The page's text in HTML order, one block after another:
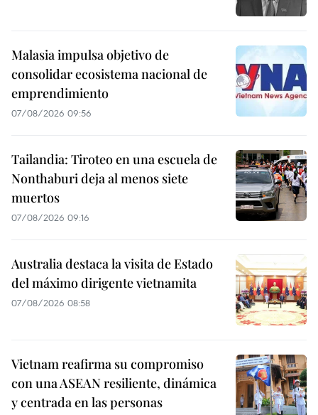
Malasia impulsa objetivo de
consolidar ecosistema nacional de
emprendimiento
07/08/2026 09:56
Tailandia: Tiroteo en una escuela de
Nonthaburi deja al menos siete
muertos
07/08/2026 09:16
Australia destaca la visita de Estado
del máximo dirigente vietnamita
07/08/2026 08:58
Vietnam reafirma su compromiso
con una ASEAN resiliente, dinámica
y centrada en las personas